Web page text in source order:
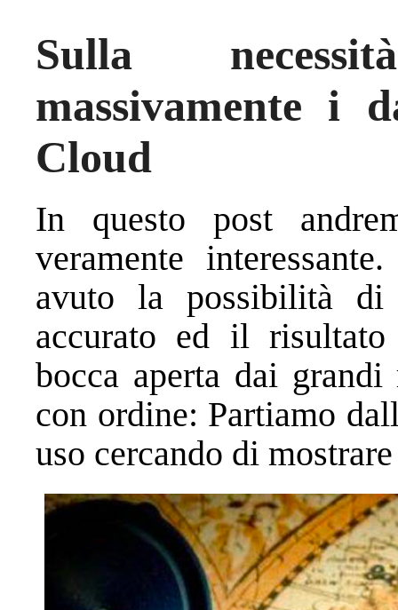
Sulla
massivamente i
Cloud
In questo post
veramente
avuto la possibilità di
accurato ed il
bocca aperta dai
con ordine: Partiamo
uso cercando di